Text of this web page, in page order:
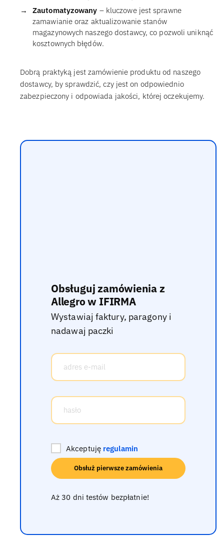
Zautomatyzowany – kluczowe jest sprawne
zamawianie oraz aktualizowanie stanów
magazynowych naszego dostawcy, co pozwoli uniknąć
kosztownych błędów.
Dobrą praktyką jest zamówienie produktu od naszego
dostawcy, by sprawdzić, czy jest on odpowiednio
zabezpieczony i odpowiada jakości, której oczekujemy.
Obsługuj zamówienia z
Allegro w IFIRMA
Wystawiaj faktury, paragony i
nadawaj paczki
Akceptuję regulamin
Obsłuż pierwsze zamówienia
Aż 30 dni testów bezpłatnie!